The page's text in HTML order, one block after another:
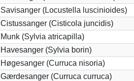
Savisanger (Locustella luscinioides)
Cistussanger (Cisticola juncidis)
Munk (Sylvia atricapilla)
Havesanger (Sylvia borin)
Høgesanger (Curruca nisoria)
Gærdesanger (Curruca curruca)